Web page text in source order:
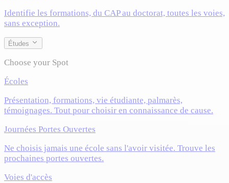
Identifie les formations, du CAP au doctorat, toutes les voies,
sans exception.
Études
Choose your Spot
Écoles
Présentation, formations, vie étudiante, palmarès,
témoignages. Tout pour choisir en connaissance de cause.
Journées Portes Ouvertes
Ne choisis jamais une école sans l'avoir visitée. Trouve les
prochaines portes ouvertes.
Voies d'accès